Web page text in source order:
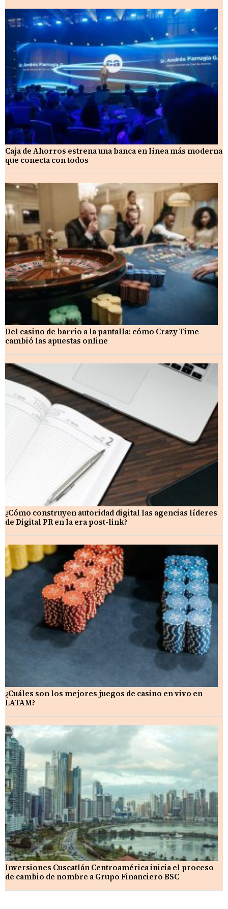
Caja de Ahorros estrena una banca en línea más moderna
que conecta con todos
Del casino de barrio a la pantalla: cómo Crazy Time
cambió las apuestas online
¿Cómo construyen autoridad digital las agencias líderes
de Digital PR en la era post-link?
¿Cuáles son los mejores juegos de casino en vivo en
LATAM?
Inversiones Cuscatlán Centroamérica inicia el proceso
de cambio de nombre a Grupo Financiero BSC